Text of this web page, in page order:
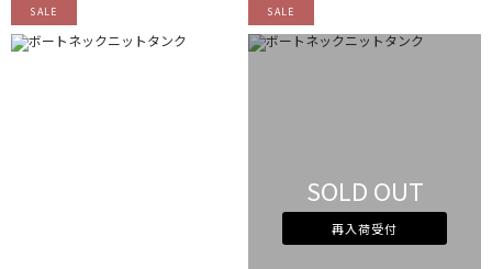
SALE SALE
SOLD OUT
再入荷受付